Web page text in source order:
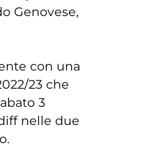
Genovese,
con una
23 che
3
nelle due